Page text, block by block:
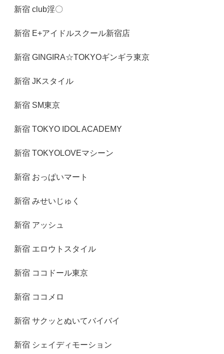
新宿 club淫〇
新宿 E+アイドルスクール新宿店
新宿 GINGIRA☆TOKYOギンギラ東京
新宿 JKスタイル
新宿 SM東京
新宿 TOKYO IDOL ACADEMY
新宿 TOKYOLOVEマシーン
新宿 おっぱいマート
新宿 みせいじゅく
新宿 アッシュ
新宿 エロウトスタイル
新宿 ココドール東京
新宿 ココメロ
新宿 サクッとぬいてバイバイ
新宿 シェイディモーション